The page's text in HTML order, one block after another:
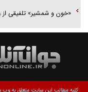
«خون و شمشیر» تلفیقی از
کلیه مطالب این سایت متعلق به وب